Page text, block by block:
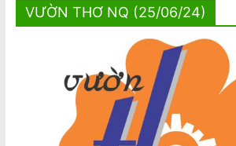
VƯỜN THƠ NQ (25/06/24)